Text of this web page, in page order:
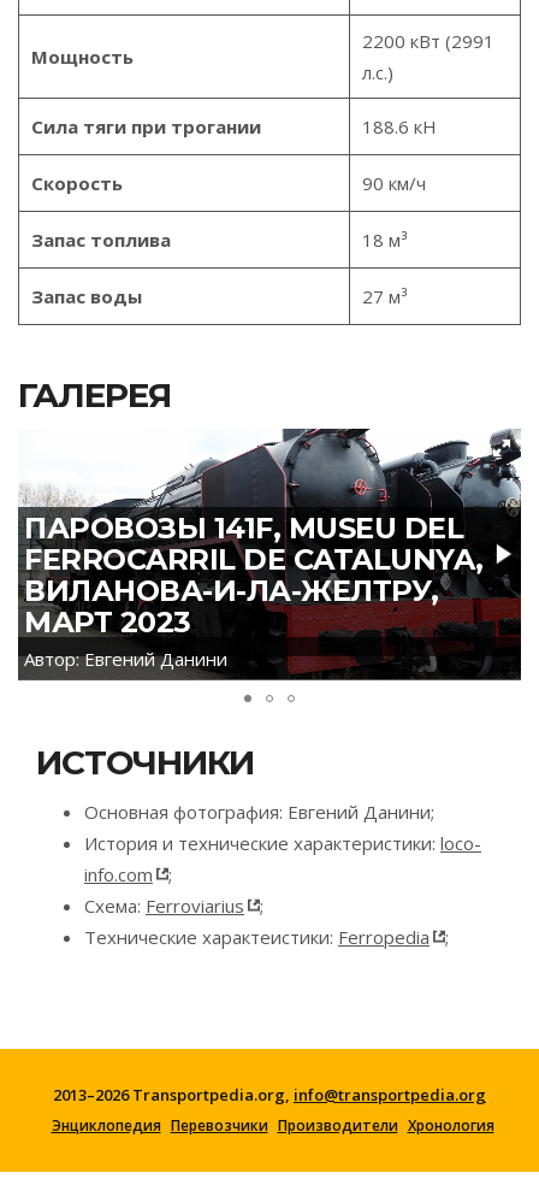
Мощность
2200 кВт (2991
л.с.)
Сила тяги при трогании 188.6 кН
Скорость 90 км/ч
Запас топлива 18 м³
Запас воды 27 м³
ГАЛЕРЕЯ
ПАРОВОЗЫ 141F, MUSEU DEL
FERROCARRIL DE CATALUNYA,
ВИЛАНОВА-И-ЛА-ЖЕЛТРУ,
МАРТ 2023
Автор: Евгений Данини
ИСТОЧНИКИ
Основная фотография: Евгений Данини;
История и технические характеристики: loco-
info.com
;
Схема: Ferroviarius
;
Технические характеистики: Ferropedia ;
2013–2026 Transportpedia.org, info@transportpedia.org
Энциклопедия Перевозчики Производители Хронология